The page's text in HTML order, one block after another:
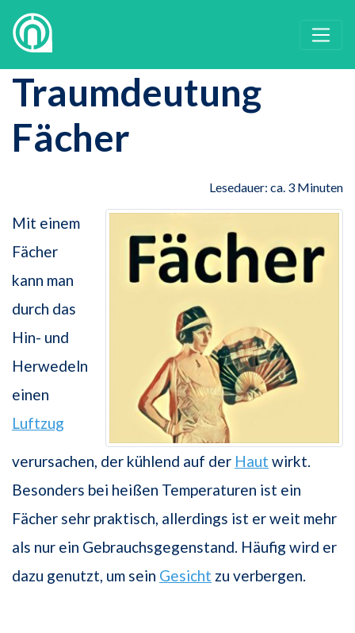
Traumdeutung
Fächer
Lesedauer: ca. 3 Minuten
Mit einem
Fächer
kann man
durch das
Hin- und
Herwedeln
einen
Luftzug
verursachen, der kühlend auf der Haut wirkt.
Besonders bei heißen Temperaturen ist ein
Fächer sehr praktisch, allerdings ist er weit mehr
als nur ein Gebrauchsgegenstand. Häufig wird er
dazu genutzt, um sein Gesicht zu verbergen.